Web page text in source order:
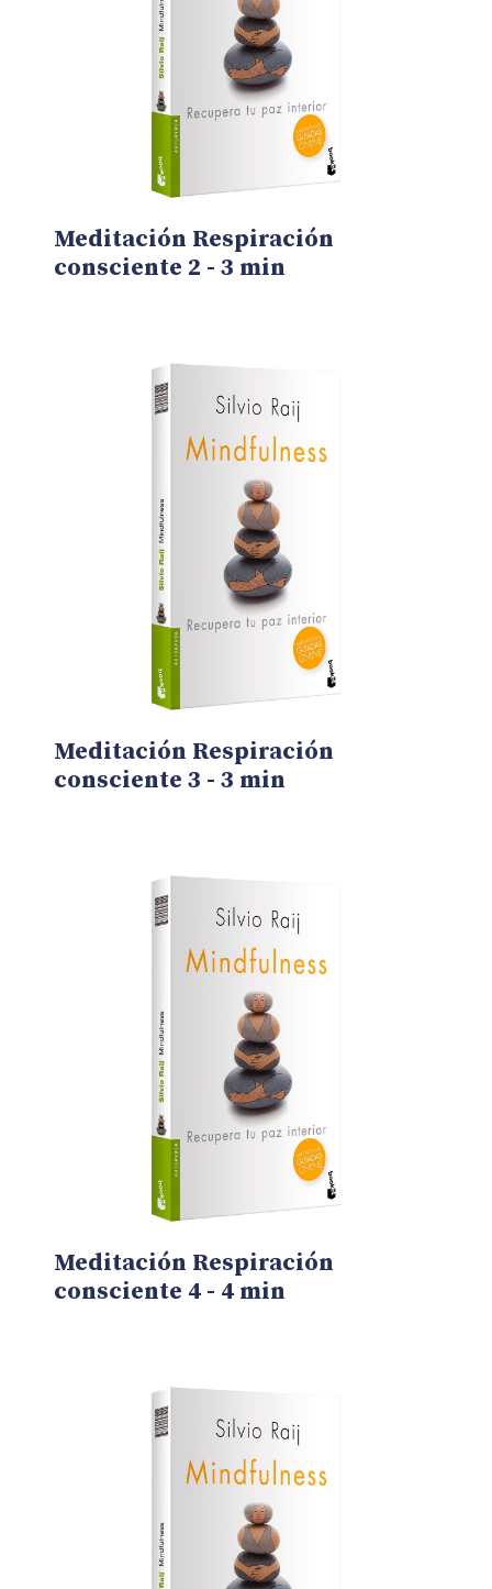
Meditación Respiración
consciente 2 - 3 min
Meditación Respiración
consciente 3 - 3 min
Meditación Respiración
consciente 4 - 4 min